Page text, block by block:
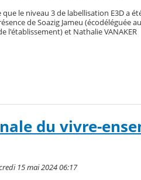
le niveau 3 de labellisation E3D a
de Soazig Jameu (écodéléguée
l'établissement) et Nathalie VANAKER
du vivre-
15 mai 2024 06:17